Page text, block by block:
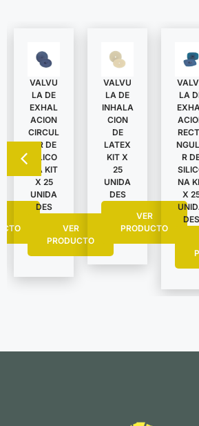
VALVU
LA DE
EXHAL
ACION
CIRCUL
AR DE
SILICO
NA KIT
X 25
UNIDA
DES
VER
PRODUCTO
VALVU
LA DE
INHALA
CION
DE
LATEX
KIT X
25
UNIDA
DES
VER
PRODUCTO
LA
R
NA
X
DES